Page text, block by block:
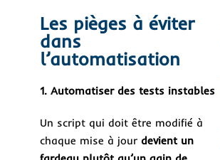
Les pièges à éviter
dans
l’automatisation
1. Automatiser des tests instables
Un script qui doit être modifié à
chaque mise à jour devient un